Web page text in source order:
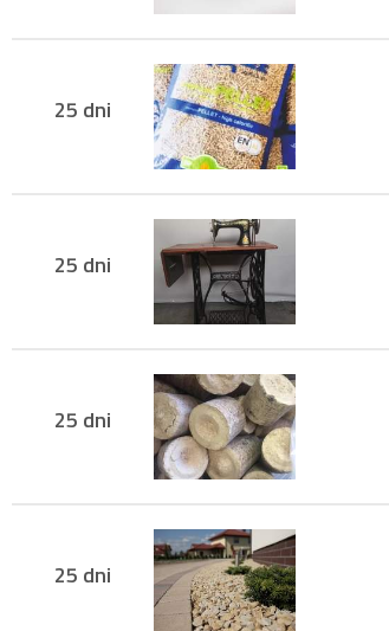
25 dni
25 dni
25 dni
25 dni